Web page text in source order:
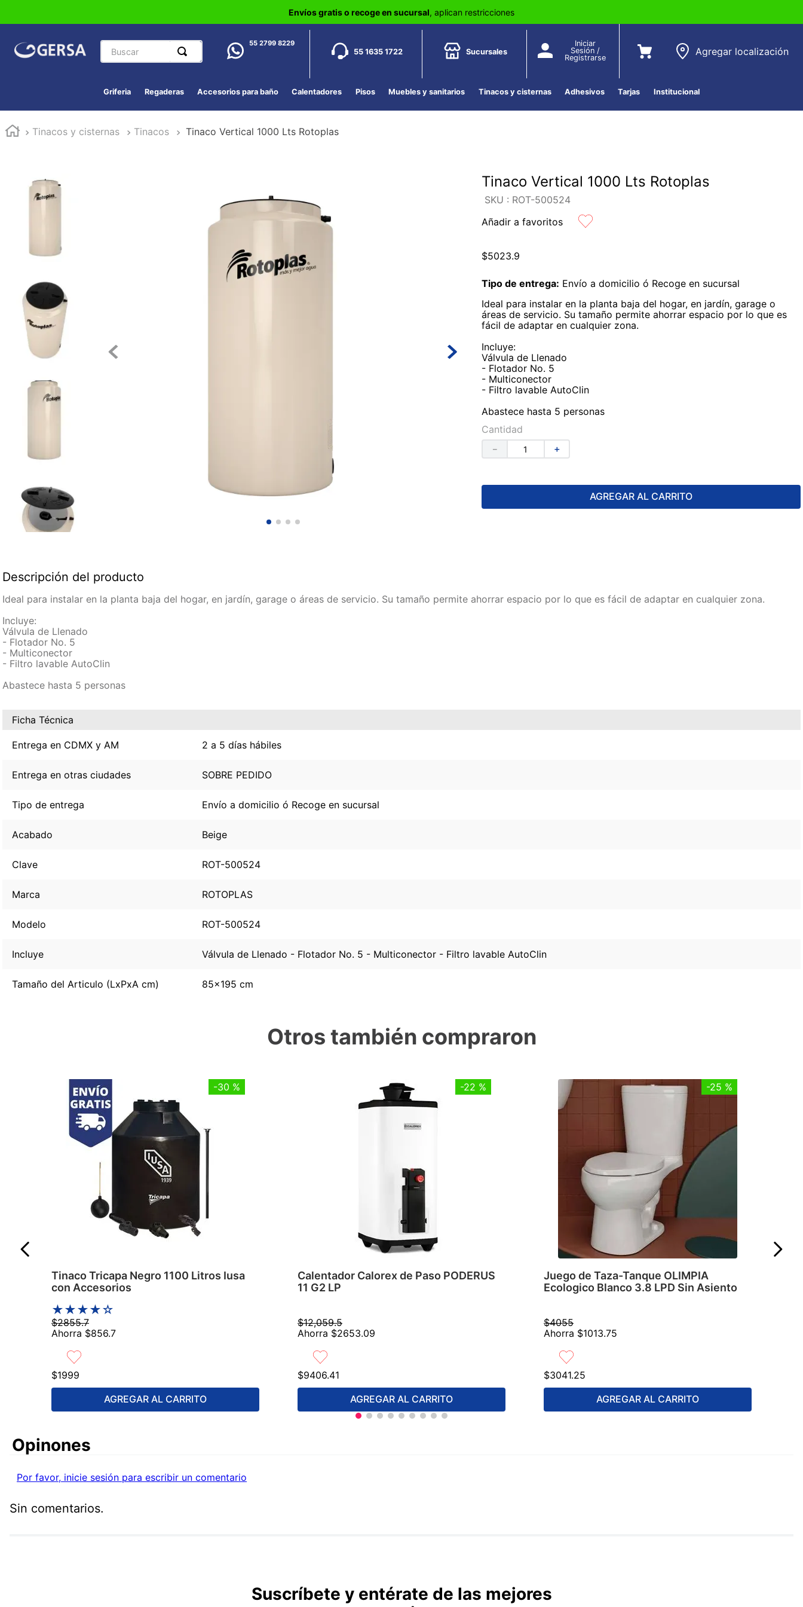
Envíos gratis o recoge en sucursal, aplican restricciones
Buscar 55 2799 8229
55 1635 1722 Sucursales
Iniciar
Sesión /
Registrarse
Agregar localización
Griferia Regaderas Accesorios para baño Calentadores Pisos Muebles y sanitarios Tinacos y cisternas Adhesivos Tarjas Institucional
Tinacos y cisternas Tinacos Tinaco Vertical 1000 Lts Rotoplas
Tinaco Vertical 1000 Lts Rotoplas
: ROT-500524
Añadir a favoritos
$5023.9
Tipo de entrega: Envío a domicilio ó Recoge en sucursal
Ideal para instalar en la planta baja del hogar, en jardín, garage o
áreas de servicio. Su tamaño permite ahorrar espacio por lo que es
fácil de adaptar en cualquier zona.
Incluye:
Válvula de Llenado
- Flotador No. 5
- Multiconector
- Filtro lavable AutoClin
Abastece hasta 5 personas
Cantidad
＋
－
AGREGAR AL CARRITO
Descripción del producto
Ideal para instalar en la planta baja del hogar, en jardín, garage o áreas de servicio. Su tamaño permite ahorrar espacio por lo que es fácil de adaptar en cualquier zona.
Incluye:
Válvula de Llenado
- Flotador No. 5
- Multiconector
- Filtro lavable AutoClin
Abastece hasta 5 personas
Ficha Técnica
Entrega en CDMX y AM 2 a 5 días hábiles
Entrega en otras ciudades SOBRE PEDIDO
Tipo de entrega Envío a domicilio ó Recoge en sucursal
Acabado Beige
Clave ROT-500524
Marca ROTOPLAS
Modelo ROT-500524
Incluye Válvula de Llenado - Flotador No. 5 - Multiconector - Filtro lavable AutoClin
Tamaño del Articulo (LxPxA cm) 85x195 cm
Otros también compraron
-30 %
Tinaco Tricapa Negro 1100 Litros Iusa
con Accesorios
★★★★☆
$2855.7
Ahorra $856.7
$1999
AGREGAR AL CARRITO
-22 %
Calentador Calorex de Paso PODERUS
11 G2 LP
$12,059.5
Ahorra $2653.09
$9406.41
AGREGAR AL CARRITO
-25 %
Juego de Taza-Tanque OLIMPIA
Ecologico Blanco 3.8 LPD Sin Asiento
$4055
Ahorra $1013.75
$3041.25
AGREGAR AL CARRITO
Comentarios
Por favor, inicie sesión para escribir un comentario
Sin comentarios.
Suscríbete y entérate de las mejores